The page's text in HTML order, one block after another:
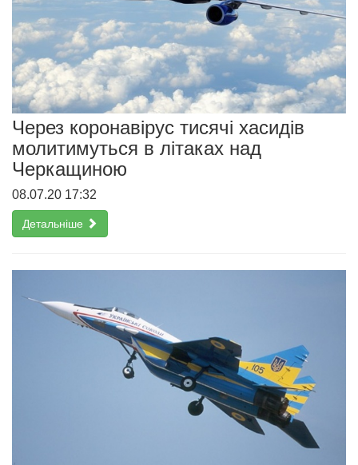
Через коронавірус тисячі хасидів
молитимуться в літаках над
Черкащиною
08.07.20 17:32
Детальніше